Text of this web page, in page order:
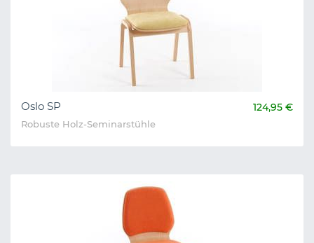
Oslo SP 124,95 €
Robuste Holz-Seminarstühle